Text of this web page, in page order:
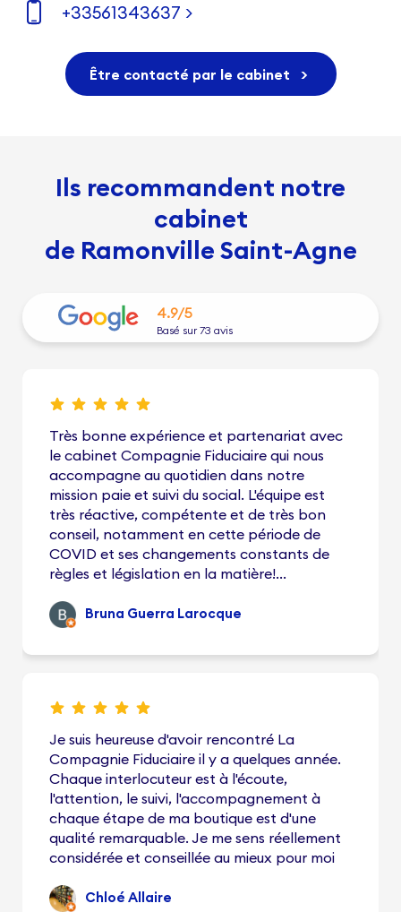
+33561343637 >
Être contacté par le cabinet >
Ils recommandent notre
cabinet
de Ramonville Saint-Agne
4.9/5
Basé sur 73 avis
Très bonne expérience et partenariat avec
le cabinet Compagnie Fiduciaire qui nous
accompagne au quotidien dans notre
mission paie et suivi du social. L'équipe est
très réactive, compétente et de très bon
conseil, notamment en cette période de
COVID et ses changements constants de
règles et législation en la matière!...
Bruna Guerra Larocque
Je suis heureuse d'avoir rencontré La
Compagnie Fiduciaire il y a quelques année.
Chaque interlocuteur est à l'écoute,
l'attention, le suivi, l'accompagnement à
chaque étape de ma boutique est d'une
qualité remarquable. Je me sens réellement
considérée et conseillée au mieux pour moi
Chloé Allaire